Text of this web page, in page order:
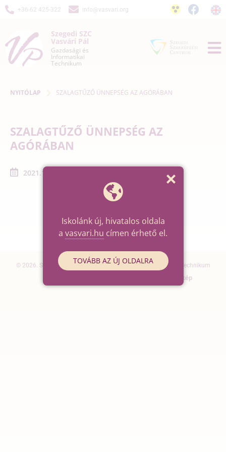
+36-62 425-322 info@vasvari.org
Szegedi SZC
Vasvári Pál
Gazdasági és
Informatikai
Technikum
NYITÓLAP SZALAGTŰZŐ ÜNNEPSÉG AZ AGÓRÁBAN
SZALAGTŰZŐ ÜNNEPSÉG AZ
AGÓRÁBAN
2021.12.10. - 2021.12.10.
© 2026. Szegedi SZC Vasvári Pál Gazdasági és Informatikai Technikum
Oldaltérkép
Iskolánk új, hivatalos oldala
a vasvari.hu címen érhető el.
TOVÁBB AZ ÚJ OLDALRA